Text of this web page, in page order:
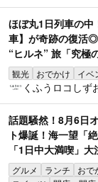
ほぼ丸1日列車の中
車】が奇跡の復活
“ヒルネ” 旅「究極
観光 おでかけ イベ
くふうロコしず
話題騒然！8月6日
ト爆誕！海一望「
「1日中大満喫」
グルメ ランチ おで